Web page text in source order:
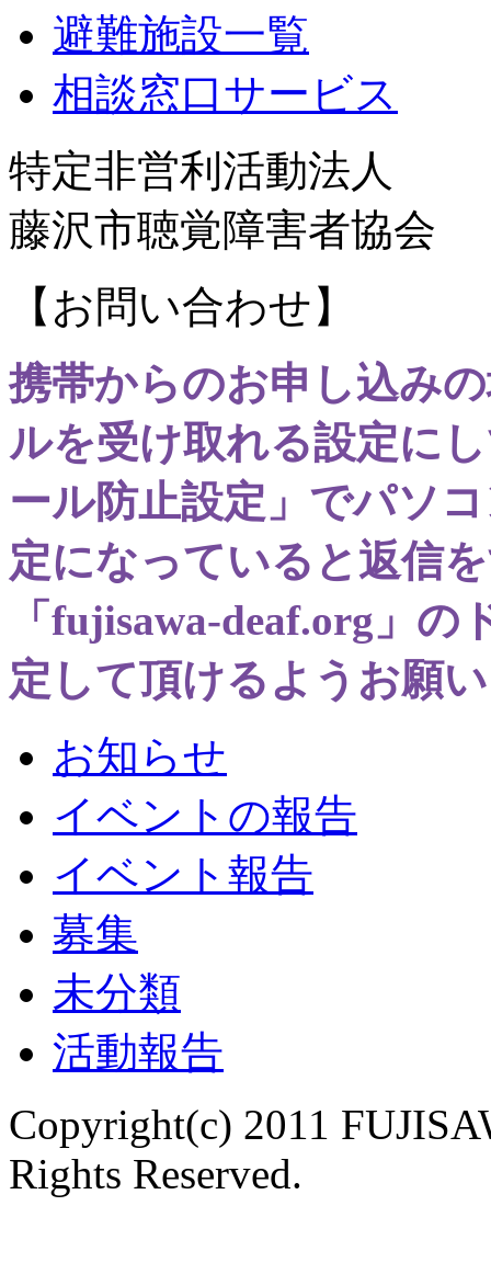
避難施設一覧
相談窓口サービス
特定非営利活動法人
藤沢市聴覚障害者協会
【お問い合わせ】
携帯からのお申し込み
ルを受け取れる設定に
ール防止設定」でパソ
定になっていると返信
「fujisawa-deaf.org」
定して頂けるようお願
お知らせ
イベントの報告
イベント報告
募集
未分類
活動報告
Copyright(c) 2011
Rights Reserved.